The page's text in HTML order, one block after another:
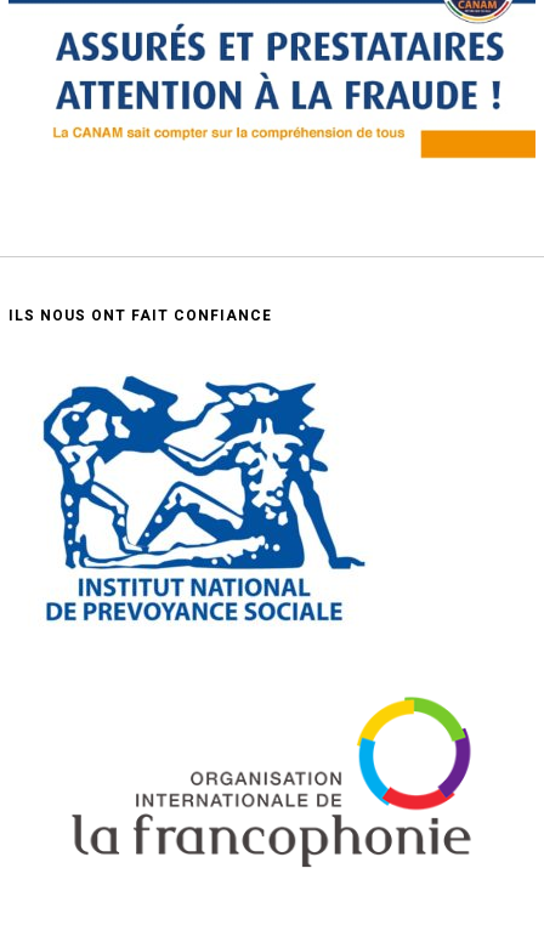
ILS NOUS ONT FAIT CONFIANCE